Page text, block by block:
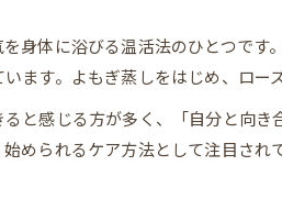
体験談からわかる「ハーブ蒸し
ハーブ蒸し施術で感じるリ
香りがもたらすハーブ蒸し
口コミで語られるハーブ蒸
身体に浴びる温活法のひとつで
ます。よもぎ蒸しをはじめ、ロー
と感じる方が多く、「自分と向
められるケア方法として注目され